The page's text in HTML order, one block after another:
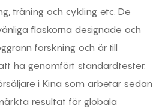
träning och cykling etc. De
flaskorna designade och
forskning och är till
ha genomfört standardtester.
i Kina som arbetar sedan
resultat för globala